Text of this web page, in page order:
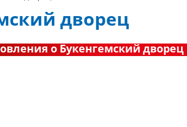
дворец
о Букенгемский дворец